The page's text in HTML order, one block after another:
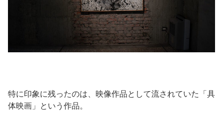
特に印象に残ったのは、映像作品として流されていた「具
体映画」という作品。